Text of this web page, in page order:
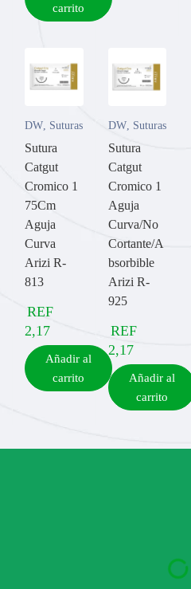
carrito
DW, Suturas
Sutura
Catgut
Cromico 1
75Cm
Aguja
Curva
Arizi R-
813
REF
2,17
Añadir al
carrito
DW, Suturas
Sutura
Catgut
Cromico 1
Aguja
Curva/No
Cortante/A
bsorbible
Arizi R-
925
REF
2,17
Añadir al
carrito